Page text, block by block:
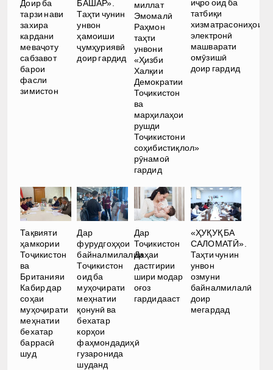
Доир ба
тарзи нави
захира
кардани
меваҷоту
сабзавот
барои
фасли
зимистон
БАШАР».
Таҳти чунин
унвон
ҳамоиши
ҷумҳуриявӣ
доир гардид
миллат
Эмомалӣ
Раҳмон
таҳти
унвони
«Ҳизби
Халқии
Демократии
Тоҷикистон
ва
марҳилаҳои
рушди
Тоҷикистони
соҳибистиқлол»
рӯнамоӣ
гардид
иҷро оид ба
татбиқи
хизматрасониҳои
электронӣ
машварати
омӯзишӣ
доир гардид
Тақвияти
ҳамкории
Тоҷикистон
ва
Британияи
Кабир дар
соҳаи
муҳоҷирати
меҳнатии
бехатар
баррасӣ
шуд
Дар
фурудгоҳҳои
байналмилалии
Тоҷикистон
оид ба
муҳоҷирати
меҳнатии
қонунӣ ва
бехатар
корҳои
фаҳмондадиҳӣ
гузаронида
шуданд
Дар
Тоҷикистон
Даҳаи
дастгирии
шири модар
оғоз
гардидааст
«ҲУҚУҚ БА
САЛОМАТӢ».
Таҳти чунин
унвон
озмуни
байналмилалӣ
доир
мегардад